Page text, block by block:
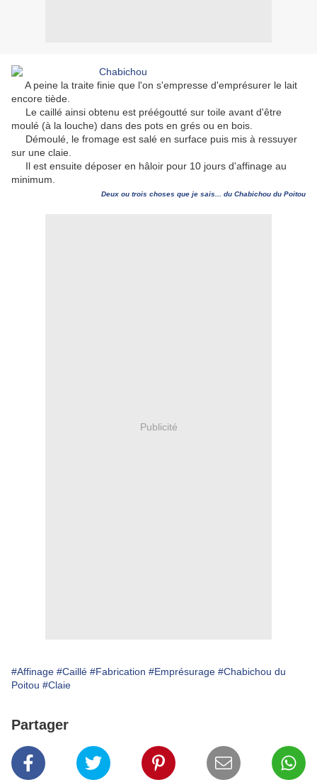
A peine la traite finie que l'on s'empresse d'emprésurer le lait
encore tiède.
Le caillé ainsi obtenu est préégoutté sur toile avant d'être
moulé (à la louche) dans des pots en grés ou en bois.
Démoulé, le fromage est salé en surface puis mis à ressuyer
sur une claie.
Il est ensuite déposer en hâloir pour 10 jours d'affinage au
minimum.
Deux ou trois choses que je sais... du Chabichou du Poitou
Publicité
#Affinage #Caillé #Fabrication #Emprésurage #Chabichou du
Poitou #Claie
Partager